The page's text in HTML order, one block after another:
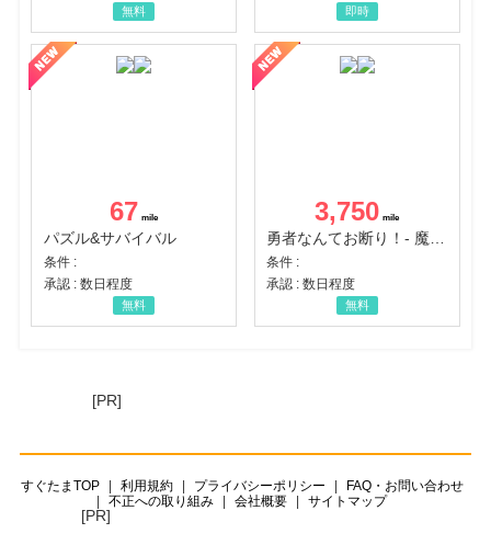
無料 即時
67
パズル&サバイバル
条件 :
承認 : 数日程度
無料
3,750
条件 :
承認 : 数日程度
無料
[PR]
すぐたまTOP 利用規約 プライバシーポリシー
FAQ・お問い合わせ
不正への取り組み
会社概要 サイトマップ
[PR]